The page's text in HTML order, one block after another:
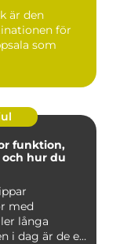
är den
för
som
hur du
med
långa
i dag är de ett